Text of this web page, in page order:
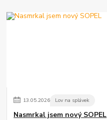
13.05.2026 Lov na splávek
Nasmrkal jsem nový SOPEL